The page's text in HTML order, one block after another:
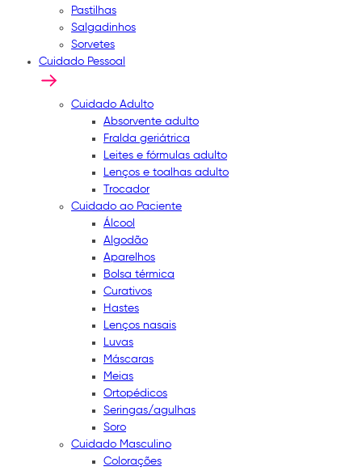
Pastilhas
Salgadinhos
Sorvetes
Cuidado Pessoal
Cuidado Adulto
Absorvente adulto
Fralda geriátrica
Leites e fórmulas adulto
Lenços e toalhas adulto
Trocador
Cuidado ao Paciente
Álcool
Algodão
Aparelhos
Bolsa térmica
Curativos
Hastes
Lenços nasais
Luvas
Máscaras
Meias
Ortopédicos
Seringas/agulhas
Soro
Cuidado Masculino
Colorações